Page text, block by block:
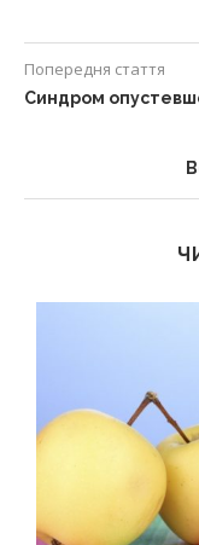
Попередня стаття
Синдром